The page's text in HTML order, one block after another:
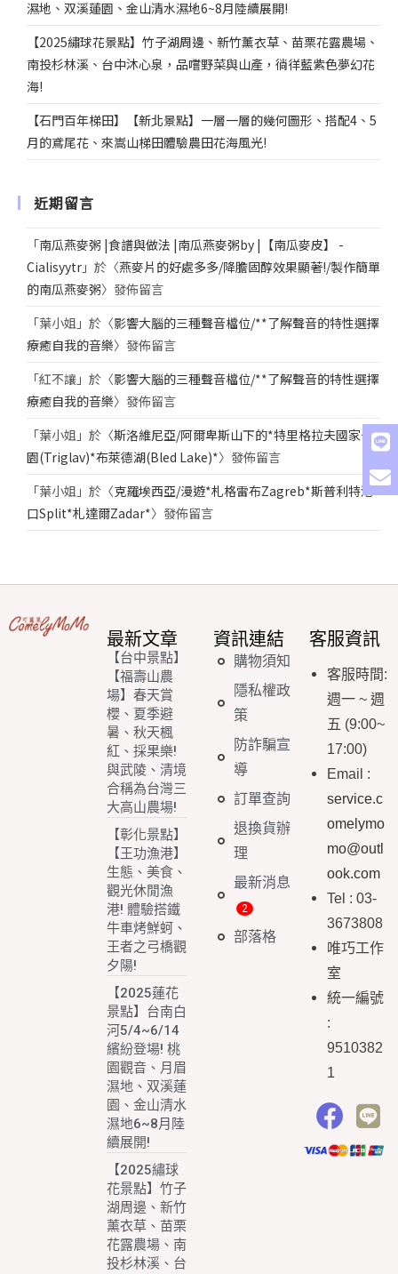
濕地、双溪蓮園、金山清水濕地6~8月陸續展開!
【2025繡球花景點】竹子湖周邊、新竹薰衣草、苗栗花露農場、
南投杉林溪、台中沐心泉，品嚐野菜與山產，徜徉藍紫色夢幻花
海!
【石門百年梯田】【新北景點】一層一層的幾何圖形、搭配4、5
月的鳶尾花、來嵩山梯田體驗農田花海風光!
近期留言
「南瓜燕麥粥 |食譜與做法 |南瓜燕麥粥by |【南瓜麥皮】 -
Cialisyytr 」於〈燕麥片的好處多多/降膽固醇效果顯著!/製作簡單
的南瓜燕麥粥〉發佈留言
「葉小姐 」於〈影響大腦的三種聲音檔位/**了解聲音的特性選擇
療癒自我的音樂〉發佈留言
「紅不讓 」於〈影響大腦的三種聲音檔位/**了解聲音的特性選擇
療癒自我的音樂〉發佈留言
「葉小姐 」於〈斯洛維尼亞/阿爾卑斯山下的*特里格拉夫國家公
園(Triglav)*布萊德湖(Bled Lake)*〉發佈留言
「葉小姐 」於〈克羅埃西亞/漫遊*札格雷布Zagreb*斯普利特港
口Split*札達爾Zadar*〉發佈留言
最新文章
【台中景點】
【福壽山農
場】春天賞
櫻、夏季避
暑、秋天楓
紅、採果樂!
與武陵、清境
合稱為台灣三
大高山農場!
【彰化景點】
【王功漁港】
生態、美食、
觀光休閒漁
港! 體驗搭鐵
牛車烤鮮蚵、
王者之弓橋觀
夕陽!
【2025蓮花
景點】台南白
河5/4~6/14
繽紛登場! 桃
園觀音、月眉
濕地、双溪蓮
園、金山清水
濕地6~8月陸
續展開!
【2025繡球
花景點】竹子
湖周邊、新竹
薰衣草、苗栗
花露農場、南
投杉林溪、台
資訊連結
購物須知
隱私權政
策
防詐騙宣
導
訂單查詢
退換貨辦
理
最新消息
部落格
客服資訊
客服時間:
週一 ~ 週
五 (9:00~
17:00)
Email :
service.c
omelymo
mo@outl
ook.com
Tel : 03-
3673808
唯巧工作
室
統一編號
:
9510382
1